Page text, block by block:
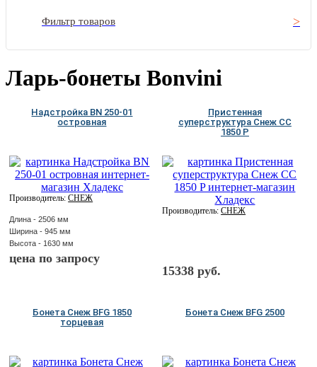
Фильтр товаров
Ларь-бонеты Bonvini
Надстройка BN 250-01
островная
Производитель:СНЕЖ
Длина - 2506 мм
Ширина - 945 мм
Высота - 1630 мм
цена по запросу
Пристенная
суперструктура Снеж CC
1850 P
Производитель:СНЕЖ
15338 руб.
Бонета Снеж BFG 1850
торцевая
Бонета Снеж BFG 2500